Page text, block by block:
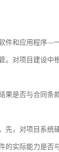
件和应用程序—
。对项目建设中
果是否与合同条
先，对项目系
的实际能力是否